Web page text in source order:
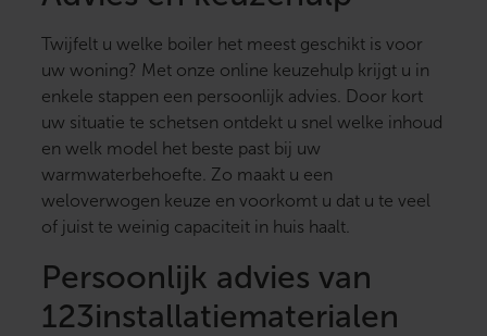
Twijfelt u welke boiler het meest geschikt is voor
uw woning? Met onze online keuzehulp krijgt u in
enkele stappen een persoonlijk advies. Door kort
uw situatie te schetsen ontdekt u snel welke inhoud
en welk model het beste past bij uw
warmwaterbehoefte. Zo maakt u een
weloverwogen keuze en voorkomt u dat u te veel
of juist te weinig capaciteit in huis haalt.
Persoonlijk advies van
123installatiematerialen